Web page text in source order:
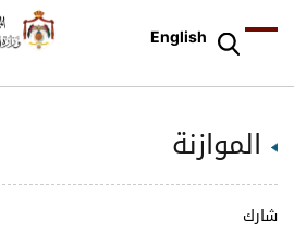
English
الموازنة
شارك